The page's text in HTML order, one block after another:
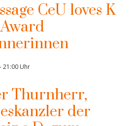
CeU loves K
-21:00 Uhr
Thurnherr,
der